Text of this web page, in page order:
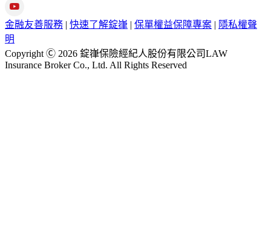
金融友善服務 | 快速了解錠嵂 | 保單權益保障專案 | 隱私權聲
明
Copyright Ⓒ 2026 錠嵂保險經紀人股份有限公司LAW
Insurance Broker Co., Ltd. All Rights Reserved